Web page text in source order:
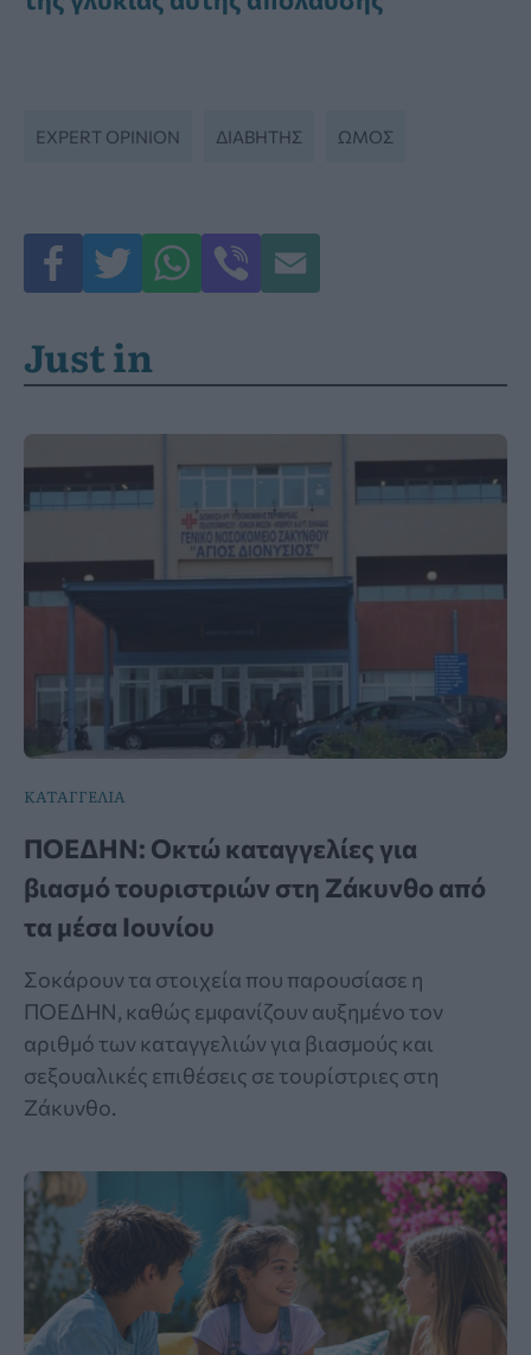
EXPERT OPINION ΔΙΑΒΉΤΗΣ ΩΜΟΣ
Just in
ΚΑΤΑΓΓΕΛΙΑ
ΠΟΕΔΗΝ: Οκτώ καταγγελίες για
βιασμό τουριστριών στη Ζάκυνθο από
τα μέσα Ιουνίου
Σοκάρουν τα στοιχεία που παρουσίασε η
ΠΟΕΔΗΝ, καθώς εμφανίζουν αυξημένο τον
αριθμό των καταγγελιών για βιασμούς και
σεξουαλικές επιθέσεις σε τουρίστριες στη
Ζάκυνθο.